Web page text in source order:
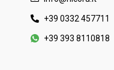
+39 0332 457711
+39 393 8110818